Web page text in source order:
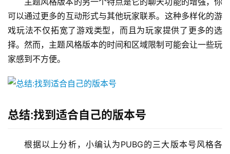
可以通过更多的互动形式与其他玩家联系。这种多样化的游
戏玩法不仅拓宽了游戏类型，而且为玩家提供了更多的选
择。然而，主题风格版本的时间和区域限制可能会让一些玩
家感到不方便。
总结:找到适合自己的版本号
根据以上分析，小编认为PUBG的三大版本号风格各